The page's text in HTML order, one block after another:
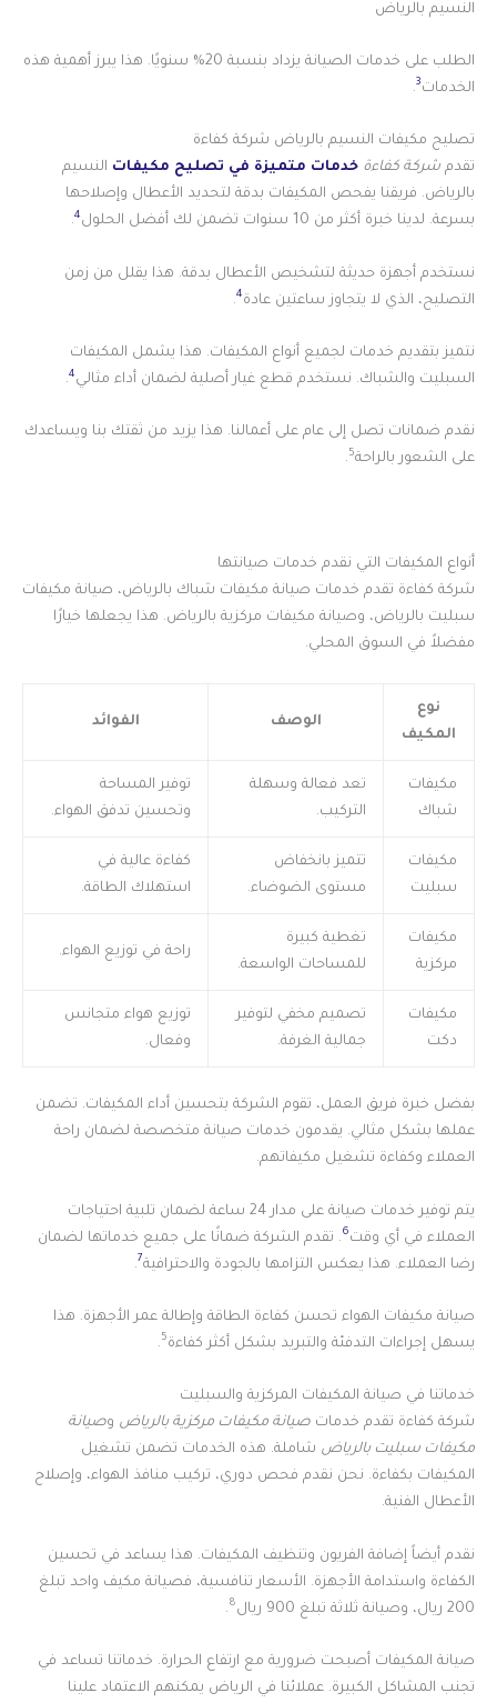
النسيم بالرياض
الطلب على خدمات الصيانة يزداد بنسبة 20% سنويًا. هذا يبرز أهمية هذه
الخدمات3
.
تصليح مكيفات النسيم بالرياض شركة كفاءة
تقدم شركة كفاءة خدمات متميزة في تصليح مكيفات النسيم
بالرياض. فريقنا يفحص المكيفات بدقة لتحديد الأعطال وإصلاحها
بسرعة. لدينا خبرة أكثر من 10 سنوات تضمن لك أفضل الحلول
4
.
نستخدم أجهزة حديثة لتشخيص الأعطال بدقة. هذا يقلل من زمن
التصليح، الذي لا يتجاوز ساعتين عادة4
.
نتميز بتقديم خدمات لجميع أنواع المكيفات. هذا يشمل المكيفات
السبليت والشباك. نستخدم قطع غيار أصلية لضمان أداء مثالي4
.
نقدم ضمانات تصل إلى عام على أعمالنا. هذا يزيد من ثقتك بنا ويساعدك
على الشعور بالراحة5
.
أنواع المكيفات التي نقدم خدمات صيانتها
شركة كفاءة تقدم خدمات صيانة مكيفات شباك بالرياض، صيانة مكيفات
سبليت بالرياض، وصيانة مكيفات مركزية بالرياض. هذا يجعلها خيارًا
مفضلاً في السوق المحلي.
نوع
المكيف
الوصف الفوائد
مكيفات
شباك
تعد فعالة وسهلة
التركيب.
توفير المساحة
وتحسين تدفق الهواء.
مكيفات
سبليت
تتميز بانخفاض
مستوى الضوضاء.
كفاءة عالية في
استهلاك الطاقة.
مكيفات
مركزية
تغطية كبيرة
للمساحات الواسعة.
راحة في توزيع الهواء.
مكيفات
دكت
تصميم مخفي لتوفير
جمالية الغرفة.
توزيع هواء متجانس
وفعال.
بفضل خبرة فريق العمل، تقوم الشركة بتحسين أداء المكيفات. تضمن
عملها بشكل مثالي. يقدمون خدمات صيانة متخصصة لضمان راحة
العملاء وكفاءة تشغيل مكيفاتهم.
يتم توفير خدمات صيانة على مدار 24 ساعة لضمان تلبية احتياجات
العملاء في أي وقت6. تقدم الشركة ضمانًا على جميع خدماتها لضمان
رضا العملاء. هذا يعكس التزامها بالجودة والاحترافية7
.
صيانة مكيفات الهواء تحسن كفاءة الطاقة وإطالة عمر الأجهزة. هذا
يسهل إجراءات التدفئة والتبريد بشكل أكثر كفاءة5
.
خدماتنا في صيانة المكيفات المركزية والسبليت
شركة كفاءة تقدم خدمات صيانة مكيفات مركزية بالرياض وصيانة
مكيفات سبليت بالرياض شاملة. هذه الخدمات تضمن تشغيل
المكيفات بكفاءة. نحن نقدم فحص دوري، تركيب منافذ الهواء، وإصلاح
الأعطال الفنية.
نقدم أيضاً إضافة الفريون وتنظيف المكيفات. هذا يساعد في تحسين
الكفاءة واستدامة الأجهزة. الأسعار تنافسية، فصيانة مكيف واحد تبلغ
200 ريال، وصيانة ثلاثة تبلغ 900 ريال
8
.
صيانة المكيفات أصبحت ضرورية مع ارتفاع الحرارة. خدماتنا تساعد في
تجنب المشاكل الكبيرة. عملائنا في الرياض يمكنهم الاعتماد علينا